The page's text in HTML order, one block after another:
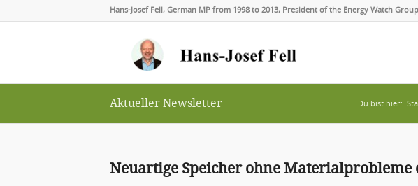
Hans-Josef Fell, German MP from 1998 to 2013, President of the Energy Watch
Aktueller Newsletter Du bist hier:
Neuartige Speicher ohne